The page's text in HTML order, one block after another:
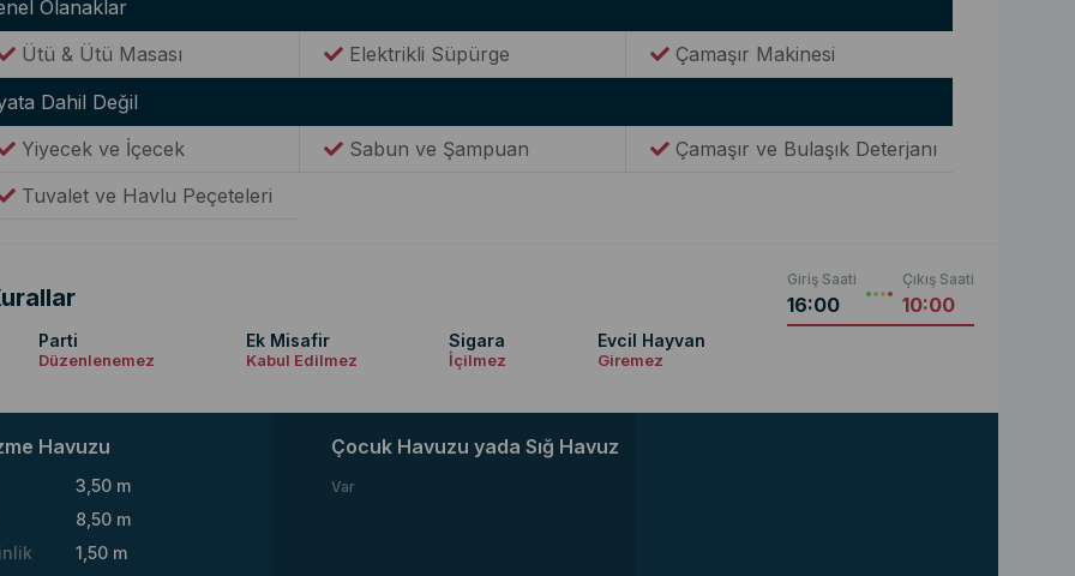
Olanaklar
Ütü & Ütü Masası
Elektrikli Süpürge
Çamaşır Makinesi
Dahil Değil
Yiyecek ve İçecek
Sabun ve Şampuan
Çamaşır ve Bulaşık Deterjanı
Tuvalet ve Havlu Peçeteleri
Giriş Saati
16:00
Çıkış Saati
10:00
Parti
Düzenlenemez
Ek Misafir
Kabul Edilmez
Sigara
İçilmez
Evcil Hayvan
Giremez
Havuzu
3,50 m
8,50 m
1,50 m
Çocuk Havuzu yada Sığ Havuz
Var